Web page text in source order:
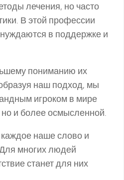
лечения, но часто
В этой профессии
в поддержке и
пониманию их
наш подход, мы
игроком в мире
и более осмысленной.
наше слово и
многих людей
станет для них